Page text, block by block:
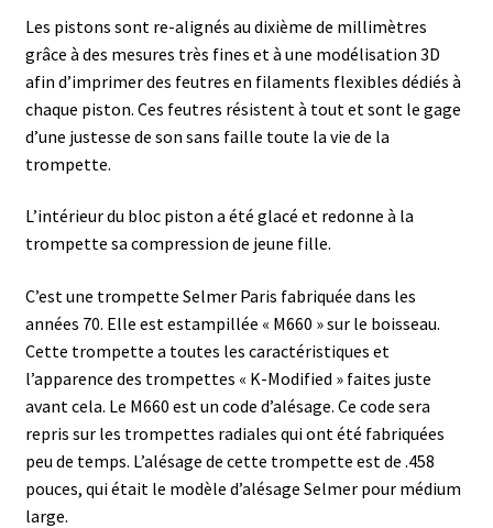
Les pistons sont re-alignés au dixième de millimètres
grâce à des mesures très fines et à une modélisation 3D
afin d’imprimer des feutres en filaments flexibles dédiés à
chaque piston. Ces feutres résistent à tout et sont le gage
d’une justesse de son sans faille toute la vie de la
trompette.
L’intérieur du bloc piston a été glacé et redonne à la
trompette sa compression de jeune fille.
C’est une trompette Selmer Paris fabriquée dans les
années 70. Elle est estampillée « M660 » sur le boisseau.
Cette trompette a toutes les caractéristiques et
l’apparence des trompettes « K-Modified » faites juste
avant cela. Le M660 est un code d’alésage. Ce code sera
repris sur les trompettes radiales qui ont été fabriquées
peu de temps. L’alésage de cette trompette est de .458
pouces, qui était le modèle d’alésage Selmer pour médium
large.